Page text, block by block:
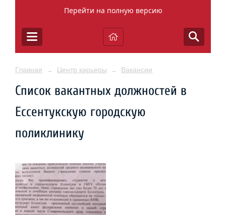
Перейти на полную версию
Главная → Центр карьеры → Вакансии
Список вакантных должностей в
Ессентукскую городскую
поликлинику